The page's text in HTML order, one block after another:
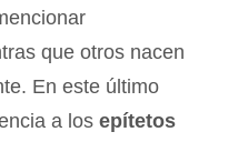
que otros nacen
En este último
a los epítetos